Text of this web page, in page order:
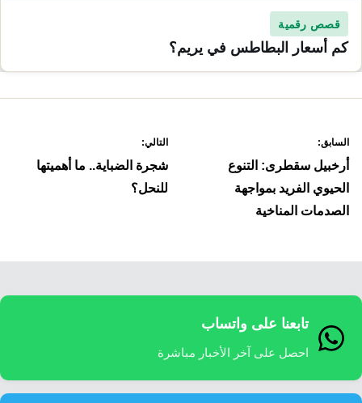
قصص رقمية
كم أسعار البطاطس في يريم؟
المقالات
السابق:
أرخبيل سقطرى: التنوع
الحيوي الفريد بمواجهة
الصدمات المناخية
التالي:
شجرة الضباية.. ما أهميتها
للنحل؟
تابعنا على واتساب
احصل على آخر الأخبار مباشرة